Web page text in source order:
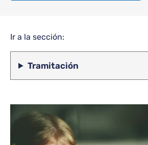
Ir a la sección:
Tramitación